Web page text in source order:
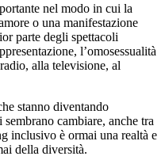
nel modo in cui la
o una manifestazione
parte degli spettacoli
l’omosessualità
alla televisione, al
stanno diventando
cambiare, anche tra
inclusivo è ormai una realtà e
della diversità.